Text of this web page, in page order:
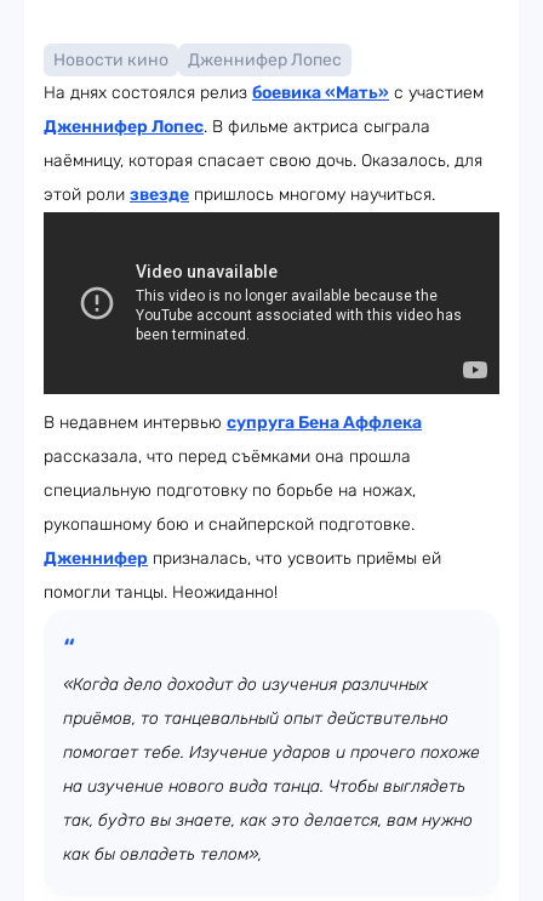
Новости кино
Дженнифер Лопес
На днях состоялся релиз боевика «Мать» с участием
Дженнифер Лопес. В фильме актриса сыграла
наёмницу, которая спасает свою дочь. Оказалось, для
этой роли звезде пришлось многому научиться.
В недавнем интервью супруга Бена Аффлека
рассказала, что перед съёмками она прошла
специальную подготовку по борьбе на ножах,
рукопашному бою и снайперской подготовке.
Дженнифер призналась, что усвоить приёмы ей
помогли танцы. Неожиданно!
«Когда дело доходит до изучения различных
приёмов, то танцевальный опыт действительно
помогает тебе. Изучение ударов и прочего похоже
на изучение нового вида танца. Чтобы выглядеть
так, будто вы знаете, как это делается, вам нужно
как бы овладеть телом»,